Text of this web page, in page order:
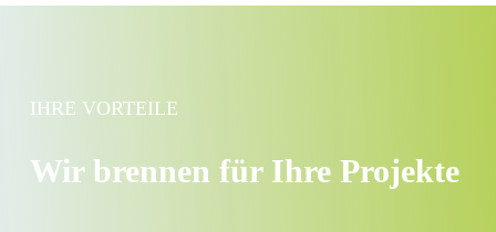
IHRE VORTEILE
Wir brennen für Ihre Projekte